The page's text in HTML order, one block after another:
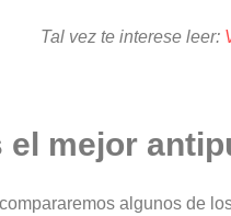
Tal vez te interese leer:
el mejor
algunos de